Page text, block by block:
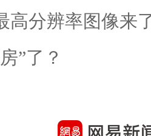
高分辨率图像来
”了？